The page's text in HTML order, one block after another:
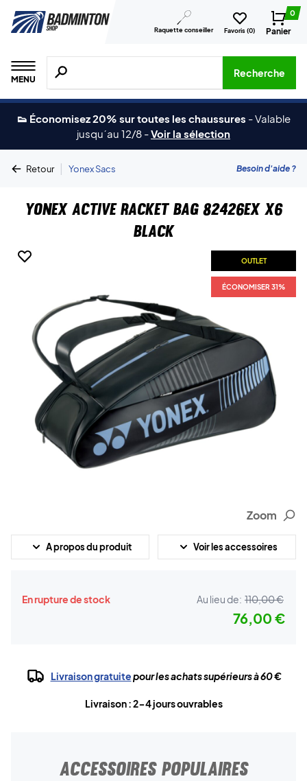
Raquette conseiller Favoris (0)
0
Panier
MENU
Recherche de produits, de marques, etc.
Recherche
👟 Économisez 20% sur toutes les chaussures -Valable
jusqu´au 12/8 -Voir la sélection
Retour | Yonex Sacs Besoin d'aide ?
Yonex Active Racket Bag 82426EX X6
Black
OUTLET
ÉCONOMISER 31%
Zoom
A propos du produit Voir les accessoires
En rupture de stock Au lieu de: 110,00 €
76,00 €
Livraison gratuitepour les achats supérieurs à 60 €
Livraison : 2-4 jours ouvrables
ACCESSOIRES POPULAIRES